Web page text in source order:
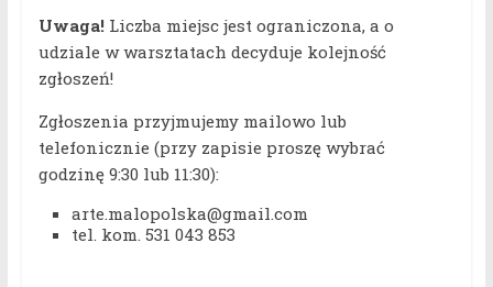
Uwaga!Liczba miejsc jest ograniczona, a o
udziale w warsztatach decyduje kolejność
zgłoszeń!
Zgłoszenia przyjmujemy mailowo lub
telefonicznie (przy zapisie proszę wybrać
godzinę 9:30 lub 11:30):
arte.malopolska@gmail.com
tel. kom. 531 043 853